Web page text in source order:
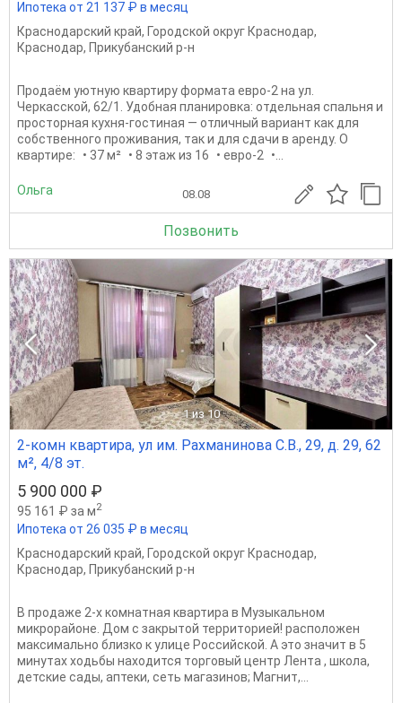
Ипотека от 21 137 ₽ в месяц
Краснодарский край, Городской округ Краснодар,
Краснодар, Прикубанский р-н
Продаём уютную квартиру формата евро-2 на ул.
Черкасской, 62/1. Удобная планировка: отдельная спальня и
просторная кухня-гостиная — отличный вариант как для
собственного проживания, так и для сдачи в аренду. О
квартире: • 37 м² • 8 этаж из 16 • евро-2 •...
Ольга 08.08
Позвонить
1 из 10
2-комн квартира, ул им. Рахманинова С.В., 29, д. 29, 62
м², 4/8 эт.
5 900 000 ₽
95 161 ₽ за м2
Ипотека от 26 035 ₽ в месяц
Краснодарский край, Городской округ Краснодар,
Краснодар, Прикубанский р-н
В продаже 2-х комнатная квартира в Музыкальном
микрорайоне. Дом с закрытой территорией! расположен
максимально близко к улице Российской. А это значит в 5
минутах ходьбы находится торговый центр Лента , школа,
детские сады, аптеки, сеть магазинов; Магнит,...